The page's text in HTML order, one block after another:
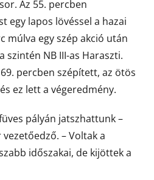
Az 55. percben
egy lapos lövéssel a hazai
múlva egy szép akció után
szintén NB III-as Haraszti.
percben szépített, az ötös
ez lett a végeredmény.
pályán jatszhattunk –
– Voltak a
időszakai, de kijöttek a